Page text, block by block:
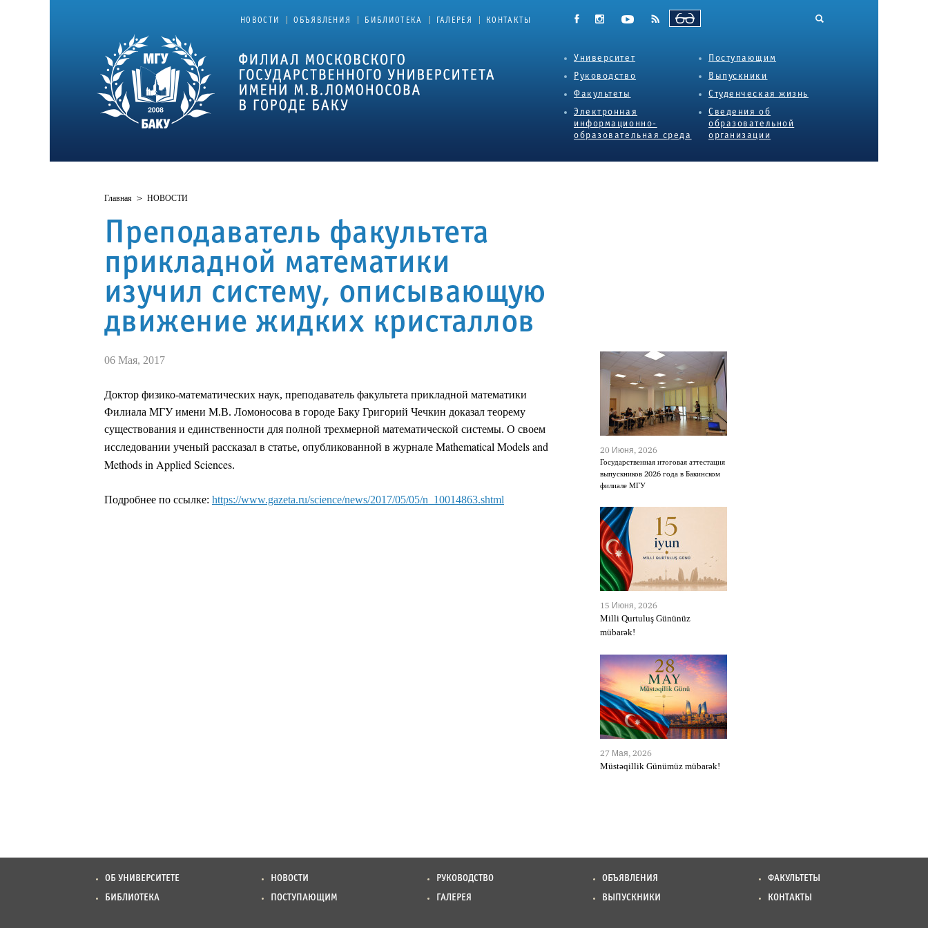
НОВОСТИ | ОБЪЯВЛЕНИЯ | БИБЛИОТЕКА | ГАЛЕРЕЯ | КОНТАКТЫ ВЕРСИЯ ДЛЯ СЛАБОВИДЯЩИХ
Университет
Руководство
Факультеты
Электронная
информационно-
образовательная среда
Поступающим
Выпускники
Студенческая жизнь
Сведения об
образовательной
организации
Главная > НОВОСТИ
Преподаватель факультета
прикладной математики
изучил систему, описывающую
движение жидких кристаллов
06 Мая, 2017
Доктор физико-математических наук, преподаватель факультета прикладной математики
Филиала МГУ имени М.В. Ломоносова в городе Баку Григорий Чечкин доказал теорему
существования и единственности для полной трехмерной математической системы. О своем
исследовании ученый рассказал в статье, опубликованной в журнале Mathematical Models and
Methods in Applied Sciences.
Подробнее по ссылке: https://www.gazeta.ru/science/news/2017/05/05/n_10014863.shtml
20 Июня, 2026
Государственная итоговая аттестация
выпускников 2026 года в Бакинском
филиале МГУ
15 Июня, 2026
Milli Qurtuluş Gününüz
mübarək!
27 Мая, 2026
Müstəqillik Günümüz mübarək!
ОБ УНИВЕРСИТЕТЕ НОВОСТИ РУКОВОДСТВО ОБЪЯВЛЕНИЯ ФАКУЛЬТЕТЫ
БИБЛИОТЕКА ПОСТУПАЮЩИМ ГАЛЕРЕЯ ВЫПУСКНИКИ КОНТАКТЫ